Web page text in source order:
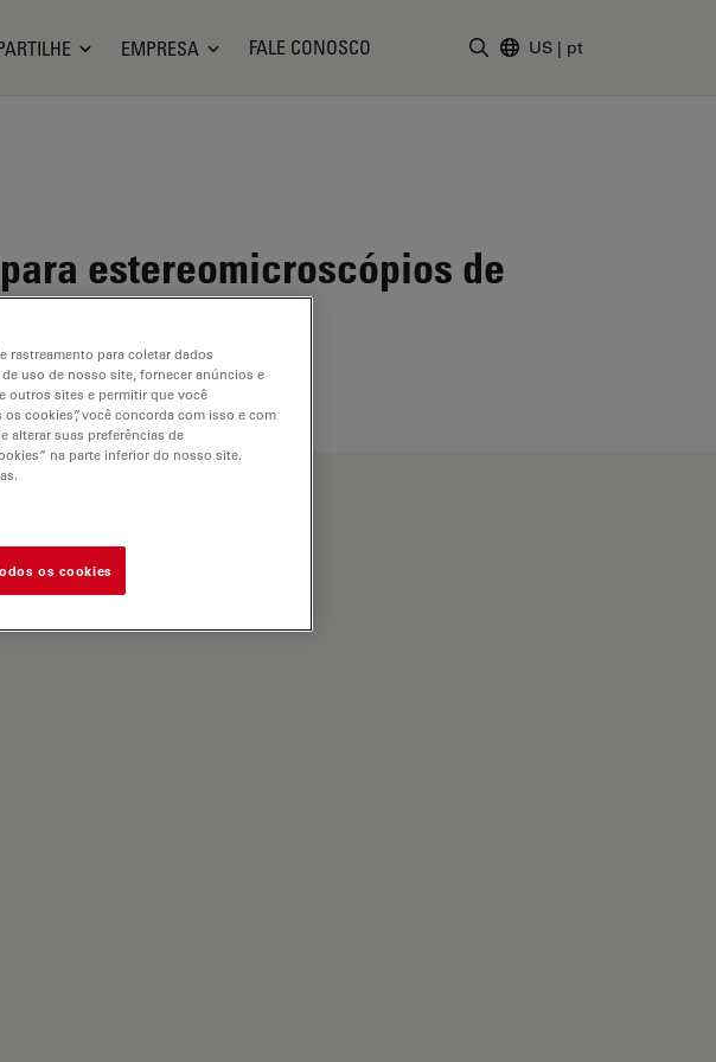
EMPRESA FALE CONOSCO US | pt
estereomicroscópios de
rastreamento para coletar dados
uso de nosso site, fornecer anúncios e
outros sites e permitir que você
cookies”, você concorda com isso e com
alterar suas preferências de
na parte inferior do nosso site.
os cookies